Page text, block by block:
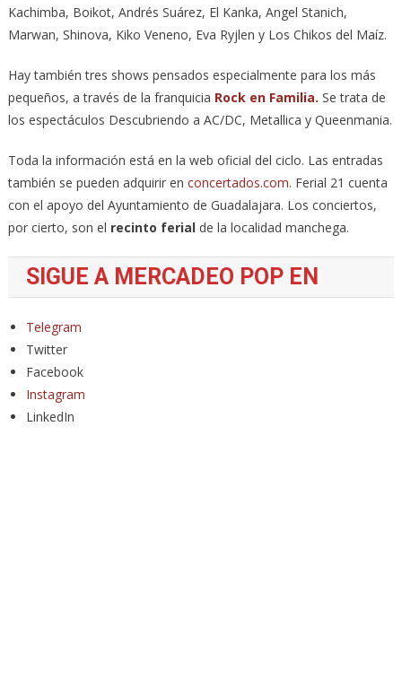
Kachimba, Boikot, Andrés Suárez, El Kanka, Angel Stanich,
Marwan, Shinova, Kiko Veneno, Eva Ryjlen y Los Chikos del Maíz.
Hay también tres shows pensados especialmente para los más
pequeños, a través de la franquicia Rock en Familia. Se trata de
los espectáculos Descubriendo a AC/DC, Metallica y Queenmania.
Toda la información está en la web oficial del ciclo. Las entradas
también se pueden adquirir en concertados.com. Ferial 21 cuenta
con el apoyo del Ayuntamiento de Guadalajara. Los conciertos,
por cierto, son el recinto ferial de la localidad manchega.
SIGUE A MERCADEO POP EN
Telegram
Twitter
Facebook
Instagram
LinkedIn